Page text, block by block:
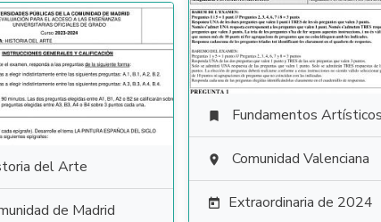
 Fundamentos
 Comunidad Valenciana
 Extraordinaria de 2024
del Arte
de Madrid